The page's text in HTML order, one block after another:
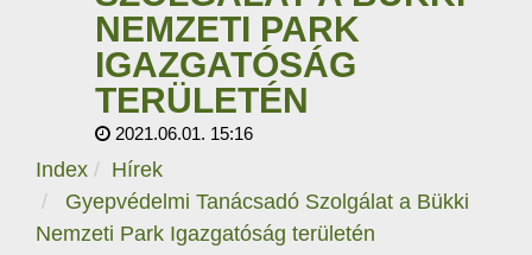
SZOLGÁLTATÁSOK
PROGRAMOK
HÍREK
RÓLUNK
NEMZETI PARK
IGAZGATÓSÁG
TERÜLETÉN
2021.06.01. 15:16
Index
Hírek
Gyepvédelmi Tanácsadó Szolgálat a Bükki
Nemzeti Park Igazgatóság területén